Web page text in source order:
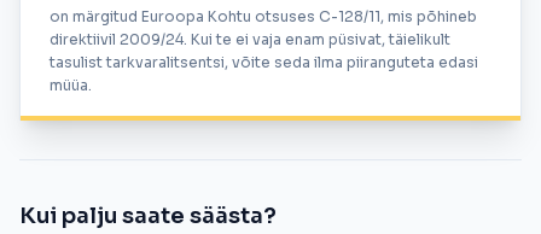
on märgitud Euroopa Kohtu otsuses C-128/11, mis põhineb
direktiivil 2009/24. Kui te ei vaja enam püsivat, täielikult
tasulist tarkvaralitsentsi, võite seda ilma piiranguteta edasi
müüa.
Kui palju saate säästa?